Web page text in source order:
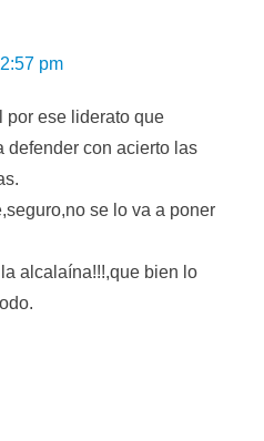
pm
por ese liderato que
defender con acierto las
se lo va a poner
la alcalaína!!!,que bien lo